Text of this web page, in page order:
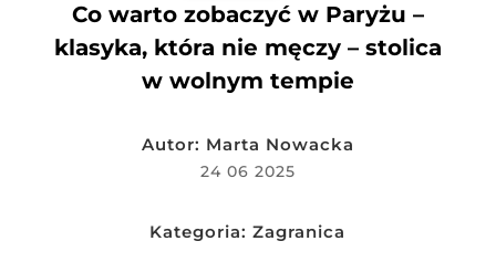
Co warto zobaczyć w Paryżu –
klasyka, która nie męczy – stolica
w wolnym tempie
Autor: Marta Nowacka
24 06 2025
Kategoria:Zagranica